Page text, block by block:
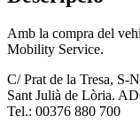
Amb la compra del
Mobility Service.
C/ Prat de la Tresa, S-N
Sant Julià de Lòria.
Tel.: 00376 880 700